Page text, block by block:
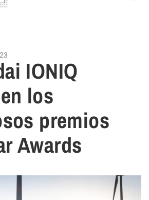
IONIQ
los
premios
Awards